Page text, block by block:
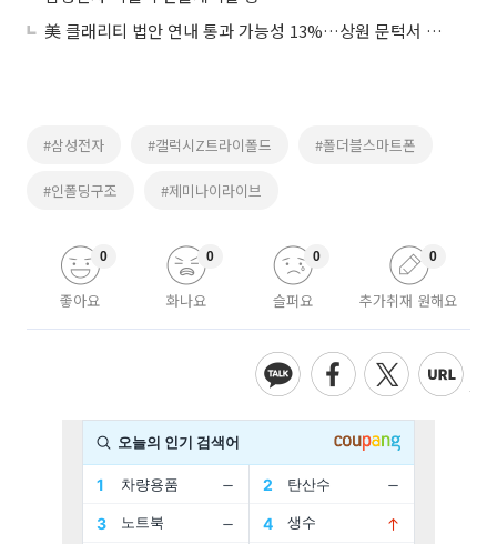
美 클래리티 법안 연내 통과 가능성 13%…상원 문턱서 제동
#삼성전자 #갤럭시Z트라이폴드 #폴더블스마트폰
#인폴딩구조 #제미나이라이브
좋아요
0
화나요
0
슬퍼요
0
추가취재 원해요
0